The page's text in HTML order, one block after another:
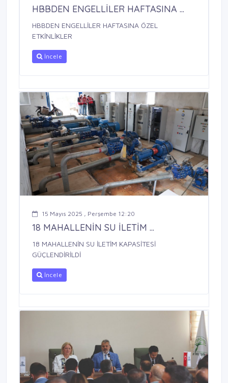
HBBDEN ENGELLİLER HAFTASINA ...
HBBDEN ENGELLİLER HAFTASINA ÖZEL
ETKİNLİKLER
İncele
15 Mayıs 2025 , Perşembe 12:20
18 MAHALLENİN SU İLETİM ...
18 MAHALLENİN SU İLETİM KAPASİTESİ
GÜÇLENDİRİLDİ
İncele